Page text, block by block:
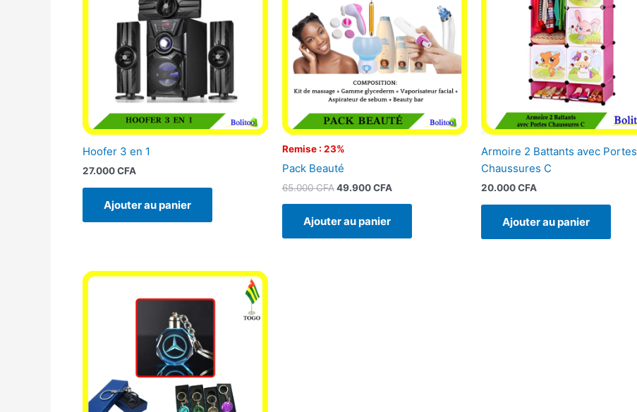
Hoofer 3 en 1
27.000CFA
Ajouter au panier
Remise : 23%
Pack Beauté
65.000CFA
65.000 CFA.
49.900CFA
49.900 CFA.
Ajouter au panier
Armoire 2 Battants avec Portes
Chaussures C
20.000CFA
Ajouter au panier